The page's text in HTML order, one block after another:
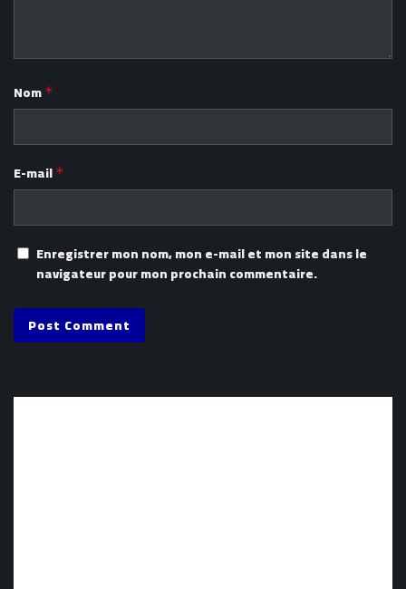
Nom *
E-mail *
Enregistrer mon nom, mon e-mail et mon site dans le
navigateur pour mon prochain commentaire.